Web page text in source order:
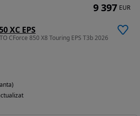
XC EPS
CForce 850 X8 Touring EPS T3b 2026
9 397 EUR